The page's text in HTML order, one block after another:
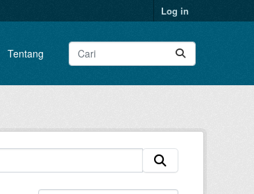
Log in
Tentang